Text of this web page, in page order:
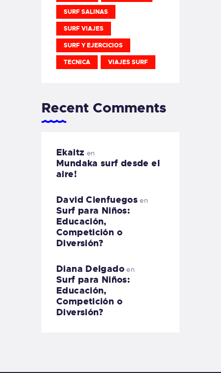
SURF SALINAS
SURF VIAJES
SURF Y EJERCICIOS
TECNICA VIAJES SURF
Recent Comments
Ekaitz en
Mundaka surf desde el
aire!
David Cienfuegos en
Surf para Niños:
Educación,
Competición o
Diversión?
Diana Delgadoen
Surf para Niños:
Educación,
Competición o
Diversión?